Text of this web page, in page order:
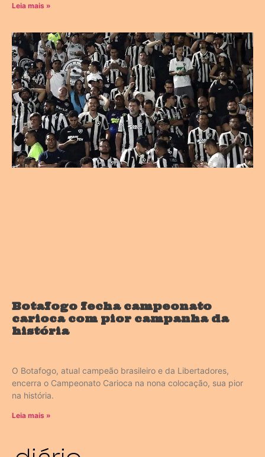
Leia mais »
Botafogo fecha campeonato
carioca com pior campanha da
história
O Botafogo, atual campeão brasileiro e da Libertadores,
encerra o Campeonato Carioca na nona colocação, sua pior
na história.
Leia mais »